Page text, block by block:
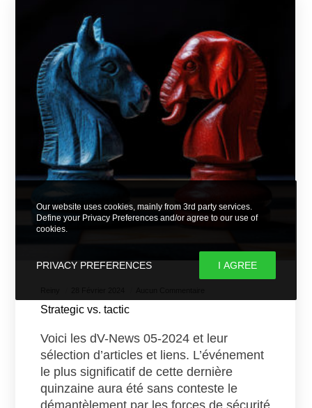
Strategic vs. tactic
Voici les dV-News 05-2024 et leur
sélection d’articles et liens. L’événement
le plus significatif de cette dernière
quinzaine aura été sans conteste le
démantèlement par les forces de sécurité
Our website uses cookies, mainly from 3rd party services.
Define your Privacy Preferences and/or agree to our use of
cookies.
PRIVACY PREFERENCES I AGREE